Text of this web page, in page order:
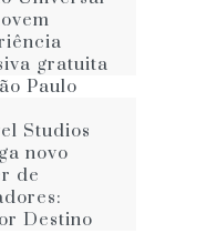
gratuita
Paulo
Studios
novo
de
Destino